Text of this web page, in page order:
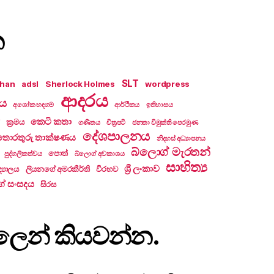
adsl Sherlock Holmes SLT wordpress
අශෝක හඳගම ආදරය ආර්ථිකය ඉතිහාසය
ක්‍රමය කෙටි කතා ගණිතය චිත්‍රපටි ජනතා විමුක්ති පෙරමුණ
තාක්ෂණය දේශපාලනය
නිදහස් අධ්‍යාපනය
පුද්ගලිකත්වය
පොත් බ්ලොග් අවකාශය බ්ලොග් මැරතන්
ලියනගේ අමරකීර්ති විරහව ශ්‍රී ලංකාව සාහිත්‍ය
සිරස
කියවන්න.